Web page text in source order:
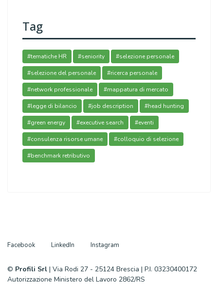
Tag
#tematiche HR #seniority #selezione personale
#selezione del personale #ricerca personale
#network professionale #mappatura di mercato
#legge di bilancio #job description #head hunting
#green energy #executive search #eventi
#consulenza risorse umane #colloquio di selezione
#benchmark retributivo
Facebook LinkedIn Instagram
© Profili Srl | Via Rodi 27 - 25124 Brescia | P.I. 03230400172
Autorizzazione Ministero del Lavoro 2862/RS